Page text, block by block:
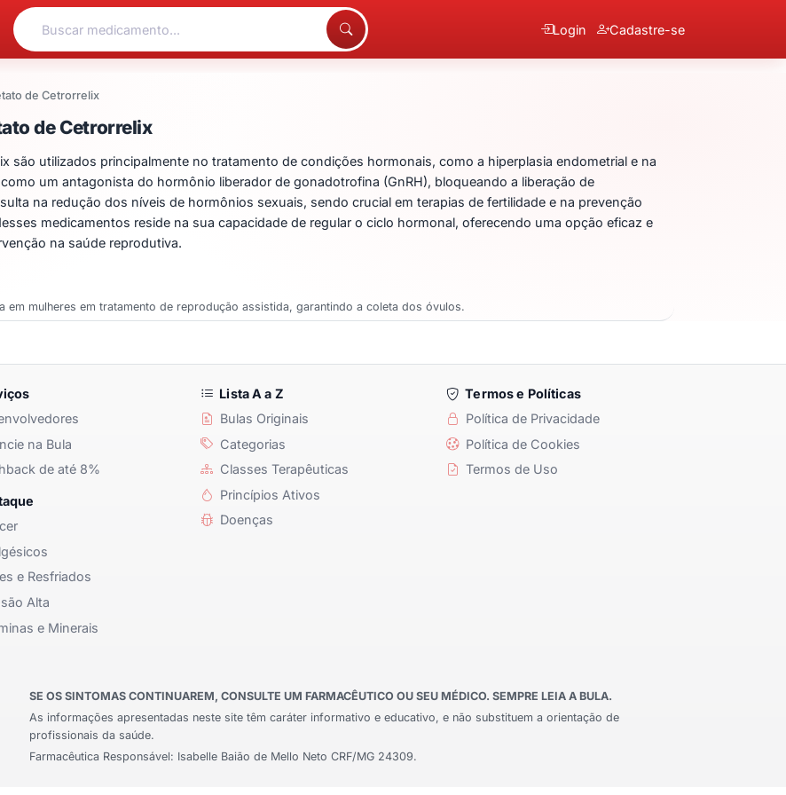
Login Cadastre-se
de Cetrorrelix
para Acetato de Cetrorrelix
de Cetrorrelix
são utilizados principalmente no tratamento de condições hormonais, como a hiperplasia endometrial e na
um antagonista do hormônio liberador de gonadotrofina (GnRH), bloqueando a liberação de
na redução dos níveis de hormônios sexuais, sendo crucial em terapias de fertilidade e na prevenção
medicamentos reside na sua capacidade de regular o ciclo hormonal, oferecendo uma opção eficaz e
na saúde reprodutiva.
em mulheres em tratamento de reprodução assistida, garantindo a coleta dos óvulos.
na Bula
de até 8%
e Resfriados
Alta
e Minerais
Lista A a Z
Bulas Originais
Categorias
Classes Terapêuticas
Princípios Ativos
Doenças
Termos e Políticas
Política de Privacidade
Política de Cookies
Termos de Uso
SE OS SINTOMAS CONTINUAREM, CONSULTE UM FARMACÊUTICO OU SEU MÉDICO. SEMPRE LEIA A BULA.
As informações apresentadas neste site têm caráter informativo e educativo, e não substituem a orientação de
profissionais da saúde.
Farmacêutica Responsável: Isabelle Baião de Mello Neto CRF/MG 24309.